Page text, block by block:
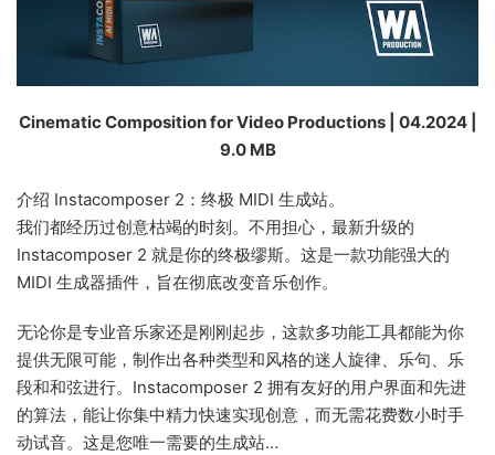
Cinematic Composition for Video Productions | 04.2024 |
9.0 MB
介绍 Instacomposer 2：终极 MIDI 生成站。
我们都经历过创意枯竭的时刻。不用担心，最新升级的
Instacomposer 2 就是你的终极缪斯。这是一款功能强大的
MIDI 生成器插件，旨在彻底改变音乐创作。
无论你是专业音乐家还是刚刚起步，这款多功能工具都能为你
提供无限可能，制作出各种类型和风格的迷人旋律、乐句、乐
段和和弦进行。Instacomposer 2 拥有友好的用户界面和先进
的算法，能让你集中精力快速实现创意，而无需花费数小时手
动试音。这是您唯一需要的生成站…